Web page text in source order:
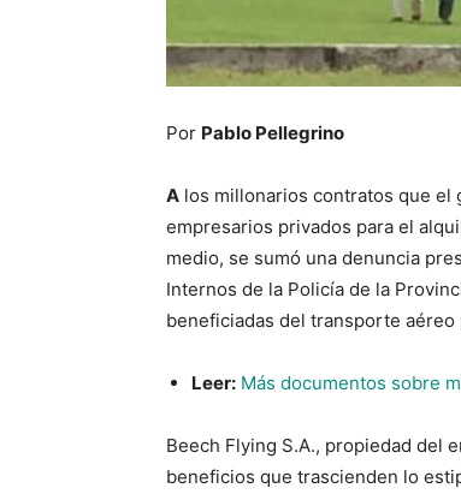
Por Pablo Pellegrino
A los millonarios contratos que el
empresarios privados para el
medio, se sumó una denuncia
Internos de la Policía de la
beneficiadas del transporte
Leer: Más documentos sobre
Beech Flying S.A., propiedad del
beneficios que trascienden lo